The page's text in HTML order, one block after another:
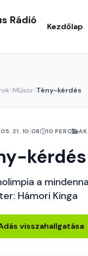
Rádió
Kezdőlap
Műsor Tény-kérdés
21. 10:08 10 PERC
kérdés
a
Hámori Kinga
visszahallgatása